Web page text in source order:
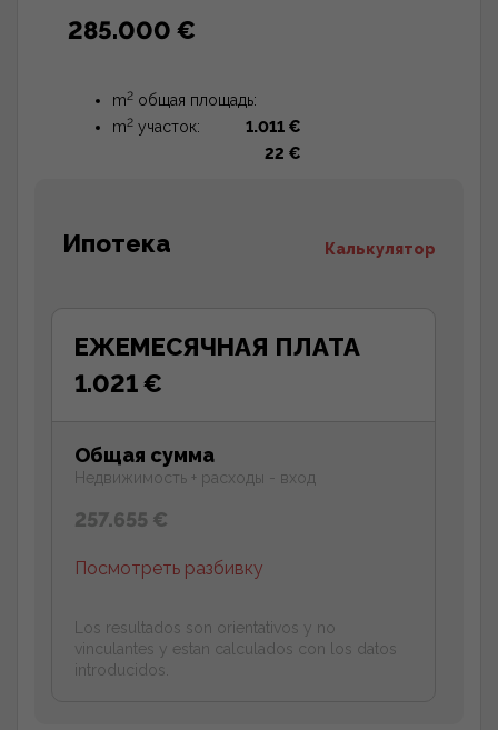
285.000 €
m2 общая площадь:
1.011 €
m2 участок:
22 €
Ипотека Калькулятор
ЕЖЕМЕСЯЧНАЯ ПЛАТА
1.021 €
Общая сумма
Недвижимость + расходы - вход
257.655 €
Посмотреть разбивку
Los resultados son orientativos y no
vinculantes y estan calculados con los datos
introducidos.